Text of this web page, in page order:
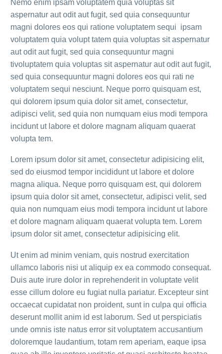
Nemo enim ipsam voluptatem quia voluptas sit
aspernatur aut odit aut fugit, sed quia consequuntur
magni dolores eos qui ratione voluptatem sequi ipsam
voluptatem quia volupt tatem quia voluptas sit aspernatur
aut odit aut fugit, sed quia consequuntur magni
tivoluptatem quia voluptas sit aspernatur aut odit aut fugit,
sed quia consequuntur magni dolores eos qui rati ne
voluptatem sequi nesciunt. Neque porro quisquam est,
qui dolorem ipsum quia dolor sit amet, consectetur,
adipisci velit, sed quia non numquam eius modi tempora
incidunt ut labore et dolore magnam aliquam quaerat
volupta tem.
Lorem ipsum dolor sit amet, consectetur adipisicing elit,
sed do eiusmod tempor incididunt ut labore et dolore
magna aliqua. Neque porro quisquam est, qui dolorem
ipsum quia dolor sit amet, consectetur, adipisci velit, sed
quia non numquam eius modi tempora incidunt ut labore
et dolore magnam aliquam quaerat volupta tem. Lorem
ipsum dolor sit amet, consectetur adipisicing elit.
Ut enim ad minim veniam, quis nostrud exercitation
ullamco laboris nisi ut aliquip ex ea commodo consequat.
Duis aute irure dolor in reprehenderit in voluptate velit
esse cillum dolore eu fugiat nulla pariatur. Excepteur sint
occaecat cupidatat non proident, sunt in culpa qui officia
deserunt mollit anim id est laborum. Sed ut perspiciatis
unde omnis iste natus error sit voluptatem accusantium
doloremque laudantium, totam rem aperiam, eaque ipsa